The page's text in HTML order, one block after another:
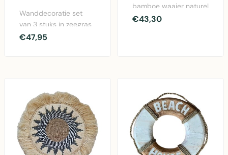
Wanddecoratie set
van 3 stuks in zeegras
en rotan voor binnen
€47,95
bamboe waaier naturel
70cm - sfeervol
€43,30